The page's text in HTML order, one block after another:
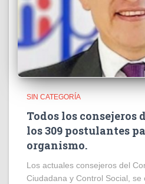
SIN CATEGORÍA
Todos los consejeros
los 309 postulantes
organismo.
Los actuales consejeros del
Ciudadana y Control Social,